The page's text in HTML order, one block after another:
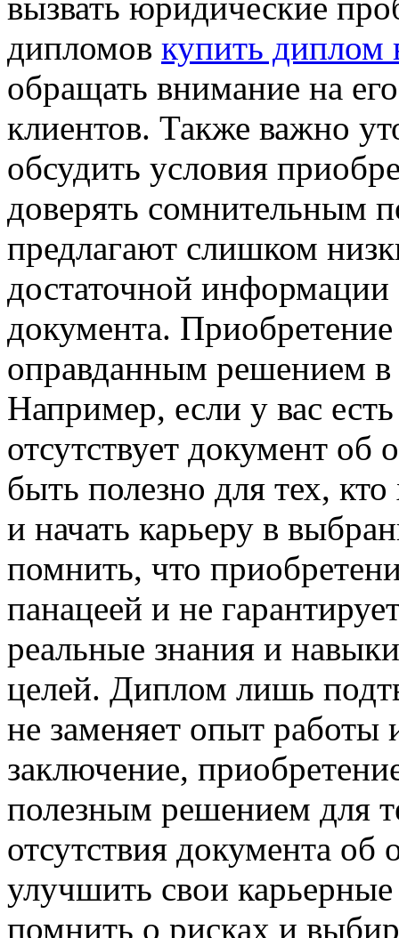
дипломов купить диплом
обращать внимание на
клиентов. Также важно
обсудить условия
доверять сомнительным
предлагают слишком
достаточной
документа.
оправданным решением в
Например, если у вас
отсутствует документ об
быть полезно для тех,
и начать карьеру в
помнить, что
панацеей и не
реальные знания и
целей. Диплом лишь
не заменяет опыт
заключение,
полезным решением для
отсутствия документа об
улучшить свои
помнить о рисках и